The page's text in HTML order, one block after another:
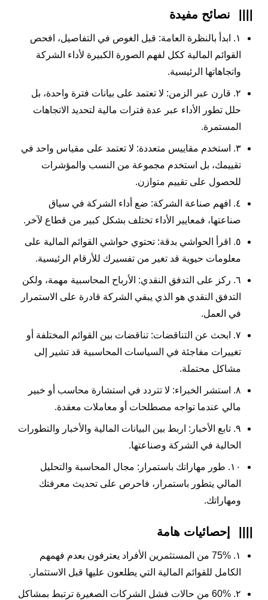
نصائح مفيدة
١. ابدأ بالنظرة العامة: قبل الغوص في التفاصيل، افحص
القوائم المالية ككل لفهم الصورة الكبيرة لأداء الشركة
واتجاهاتها الرئيسية.
٢. قارن عبر الزمن: لا تعتمد على بيانات فترة واحدة، بل
حلل تطور الأداء عبر عدة فترات مالية لتحديد الاتجاهات
المستمرة.
٣. استخدم مقاييس متعددة: لا تعتمد على مقياس واحد في
تقييمك، بل استخدم مجموعة من النسب والمؤشرات
للحصول على تقييم متوازن.
٤. افهم صناعة الشركة: ضع أداء الشركة في سياق
صناعتها، فمعايير الأداء تختلف بشكل كبير من قطاع لآخر.
٥. اقرأ الحواشي بدقة: تحتوي حواشي القوائم المالية على
معلومات حيوية قد تغير من تفسيرك للأرقام الرئيسية.
٦. ركز على التدفق النقدي: الأرباح المحاسبية مهمة، ولكن
التدفق النقدي هو الذي يبقي الشركة قادرة على الاستمرار
في العمل.
٧. ابحث عن التناقضات: تناقضات بين القوائم المختلفة أو
تغييرات مفاجئة في السياسات المحاسبية قد تشير إلى
مشاكل محتملة.
٨. استشر الخبراء: لا تتردد في استشارة محاسب أو خبير
مالي عندما تواجه مصطلحات أو معاملات معقدة.
٩. تابع الأخبار: اربط بين البيانات المالية والأخبار والتطورات
الحالية في الشركة وصناعتها.
١٠. طور مهاراتك باستمرار: مجال المحاسبة والتحليل
المالي يتطور باستمرار، فاحرص على تحديث معرفتك
ومهاراتك.
إحصائيات هامة
١. 75% من المستثمرين الأفراد يعترفون بعدم فهمهم
الكامل للقوائم المالية التي يطلعون عليها قبل الاستثمار.
٢. 60% من حالات فشل الشركات الصغيرة ترتبط بمشاكل